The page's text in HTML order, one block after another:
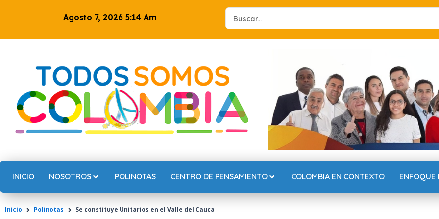
Agosto 7, 2026 5:14 Am
Search
...
INICIO NOSOTROS POLINOTAS CENTRO DE PENSAMIENTO COLOMBIA EN CONTEXTO ENFOQUE
Inicio Polinotas Se constituye Unitarios en el Valle del Cauca